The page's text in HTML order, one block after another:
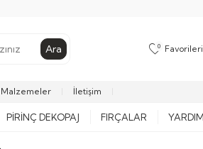
Ara 0
Malzemeler İletişim
PIRINÇ DEKOPAJ FIRÇALAR